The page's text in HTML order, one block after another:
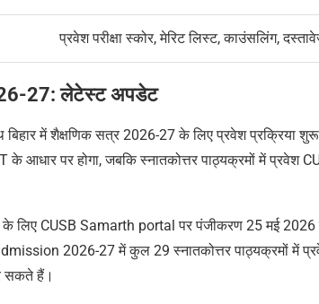
प्रवेश परीक्षा स्कोर, मेरिट लिस्ट, काउंसलिंग,
27:लेटेस्ट अपडेट
में शैक्षणिक सत्र 2026-27 के लिए प्रवेश प्रक्रिया
आधार पर होगा, जबकि स्नातकोत्तर पाठ्यक्रमों में प्रवेश
के लिए CUSB Samarth portal पर पंजीकरण 25 मई
2026-27 में कुल 29 स्नातकोत्तर पाठ्यक्रमों में
सकते हैं।